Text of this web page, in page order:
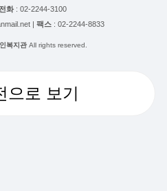
화: 02-2244-3100
| 팩스 : 02-2244-8833
복지관 All rights reserved.
으로 보기